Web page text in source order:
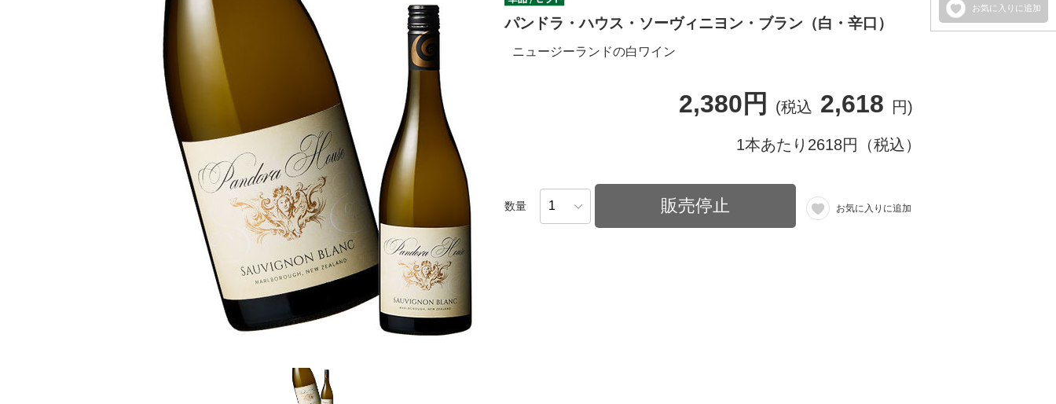
お気に入りに追加
パンドラ・ハウス・ソーヴィニヨン・ブラン（白・辛口）
ニュージーランドの白ワイン
2,380円 (税込 2,618 円)
1本あたり2618円（税込）
数量 販売停止 お気に入りに追加